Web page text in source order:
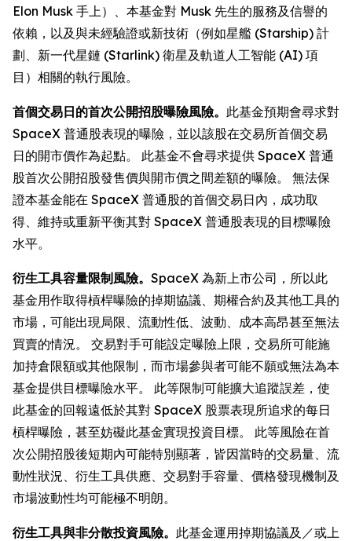
Elon Musk 手上）、本基金對 Musk 先生的服務及信譽的
依賴，以及與未經驗證或新技術（例如星艦 (Starship) 計
劃、新一代星鏈 (Starlink) 衛星及軌道人工智能 (AI) 項
目）相關的執行風險。
首個交易日的首次公開招股曝險風險。 此基金預期會尋求對
SpaceX 普通股表現的曝險，並以該股在交易所首個交易
日的開市價作為起點。 此基金不會尋求提供 SpaceX 普通
股首次公開招股發售價與開市價之間差額的曝險。 無法保
證本基金能在 SpaceX 普通股的首個交易日內，成功取
得、維持或重新平衡其對 SpaceX 普通股表現的目標曝險
水平。
衍生工具容量限制風險。 SpaceX 為新上市公司，所以此
基金用作取得槓桿曝險的掉期協議、期權合約及其他工具的
市場，可能出現局限、流動性低、波動、成本高昂甚至無法
買賣的情況。 交易對手可能設定曝險上限，交易所可能施
加持倉限額或其他限制，而市場參與者可能不願或無法為本
基金提供目標曝險水平。 此等限制可能擴大追蹤誤差，使
此基金的回報遠低於其對 SpaceX 股票表現所追求的每日
槓桿曝險，甚至妨礙此基金實現投資目標。 此等風險在首
次公開招股後短期內可能特別顯著，皆因當時的交易量、流
動性狀況、衍生工具供應、交易對手容量、價格發現機制及
市場波動性均可能極不明朗。
衍生工具與非分散投資風險。 此基金運用掉期協議及／或上